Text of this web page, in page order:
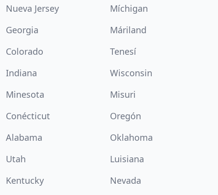
Nueva Jersey
Míchigan
Georgia
Máriland
Colorado
Tenesí
Indiana
Wisconsin
Minesota
Misuri
Conécticut
Oregón
Alabama
Oklahoma
Utah
Luisiana
Kentucky
Nevada